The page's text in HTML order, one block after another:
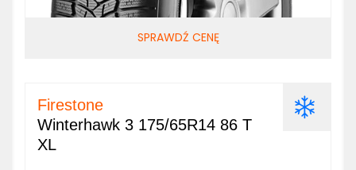
SPRAWDŹ CENĘ
Firestone
Winterhawk 3 175/65R14 86 T
XL